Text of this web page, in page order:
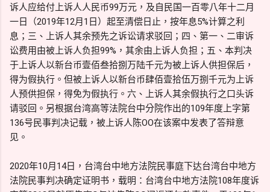
诉人应给付上诉人人民币99万元，及自民国一百零八年十二月
一日（2019年12月1日）起至清偿日止，按年息5%计算之利
息；三、上诉人其余预先之诉讼请求驳回；四、第一、二审诉
讼费用由被上诉人负担99%，其余由上诉人负担；五、本判决
于上诉人以新台币壹佰叁拾捌万陆千元为被上诉人供担保后，
得为假执行。但被上诉人以新台币肆佰壹拾伍万捌千元为上诉
人预供担保，得免为假执行。六、上诉人其余假执行之口头诉
请驳回。另根据台湾高等法院台中分院作出的109年度上字第
136号民事判决记载，被上诉人陈OO在该案中发表了答辩意
见。
2020年10月14日，台湾台中地方法院民事庭下达台湾台中地方
法院民事判决确定证明书，载明：台湾台中地方法院108年度诉